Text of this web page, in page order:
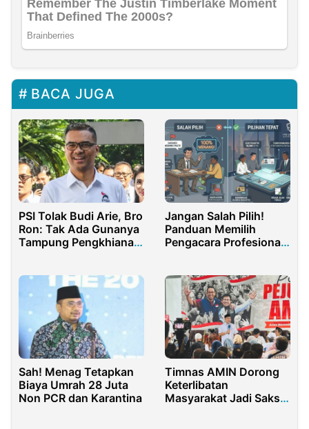
BACA JUGA
PSI Tolak Budi Arie, Bro
Ron: Tak Ada Gunanya
Tampung Pengkhianat
Jangan Salah Pilih!
Panduan Memilih
Pengacara Profesional
Sah! Menag Tetapkan
Biaya Umrah 28 Juta
Non PCR dan Karantina
Timnas AMIN Dorong
Keterlibatan
Masyarakat Jadi Saksi